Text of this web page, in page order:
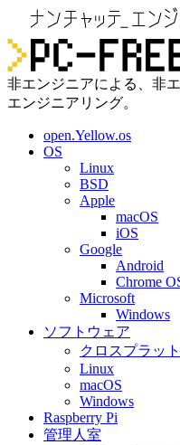
非エンジニアによる、非
エンジニアリング。
open.Yellow.os
OS
Linux
BSD
Apple
macOS
iOS
Google
Android
Chrome
Microsoft
Windows
ソフトウェア
クロスプラッ
Linux
macOS
Windows
Raspberry Pi
管理人室